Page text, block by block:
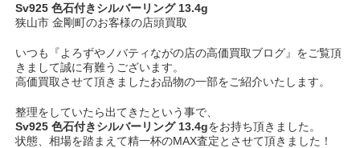
Sv925 色石付きシルバーリング 13.4g
狭山市 金剛町のお客様の店頭買取
いつも『よろずやノバティながの店の高価買取ブログ』をご覧頂
きまして誠に有難うございます。
高価買取させて頂きましたお品物の一部をご紹介いたします。
整理をしていたら出てきたという事で、
Sv925 色石付きシルバーリング 13.4gをお持ち頂きました。
状態、相場を踏まえて精一杯のMAX査定とさせて頂きました！